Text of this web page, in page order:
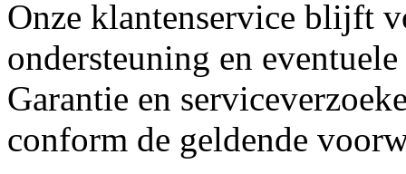
Onze klantenservice blijft
ondersteuning en
Garantie en
conform de geldende